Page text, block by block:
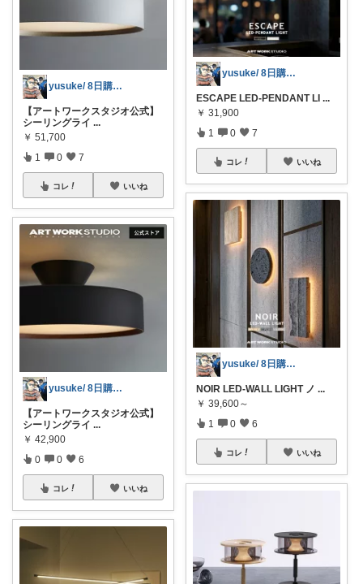
yusuke/ 8日購入感謝♫
【アートワークスタジオ公式】
シーリングライ ...
￥ 51,700
1 0 7
コレ いいね
yusuke/ 8日購入感謝♫
【アートワークスタジオ公式】
シーリングライ ...
￥ 42,900
0 0 6
コレ いいね
yusuke/ 8日購入感謝♫
ESCAPE LED-PENDANT LI ...
￥ 31,900
1 0 7
コレ いいね
yusuke/ 8日購入感謝♫
NOIR LED-WALL LIGHT ノ ...
￥ 39,600～
1 0 6
コレ いいね